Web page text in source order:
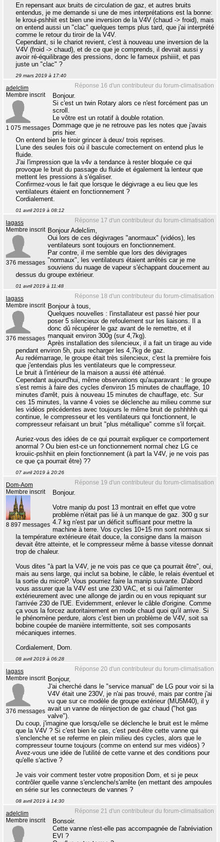
En repensant aux bruits de circulation de gaz, et autres bruits
entendus, je me demande si une de mes interprétations est la bonne:
le kroui-pshhiit est bien une inversion de la V4V (chaud -> froid), mais
on entend aussi un "clac" quelques temps plus tard, que j'ai interprété
comme le retour du tiroir de la V4V.
Cependant, si le chariot revient, c'est à nouveau une inversion de la
V4V (froid -> chaud), et de ce que je comprends, il devrait aussi y
avoir ré-équilibrage des pressions, donc le fameux pshiiiit, et pas
juste un "clac" ?
29 mars 2019 à 17:40
Réponse 16 d'un contributeur du forum-climatisation
adelclim
Membre inscrit
1 075 messages
Bonjour.
Si c'est un twin Rotary alors ce n'est forcément pas un
scroll.
Le vôtre est un rotatif à double rotation.
Dommage que je ne retrouve pas les notes que j'avais
pris hier.
On entend bien le tiroir grincer à deux/ trois reprises.
L'une des seules fois où il bascule correctement on entend plus le
fluide.
J'ai l'impression que la v4v a tendance à rester bloquée ce qui
provoque le bruit du passage du fluide et également la lenteur que
mettent les pressions à s'égaliser.
Confirmez-vous le fait que lorsque le dégivrage a eu lieu que les
ventilateurs étaient en fonctionnement ?
Cordialement.
01 avril 2019 à 08:12
Réponse 17 d'un contributeur du forum-climatisation
lagass
Membre inscrit
376 messages
Bonjour Adelclim,
Oui lors de ces dégivrages "anormaux" (vidéos), les
ventilateurs sont toujours en fonctionnement.
Par contre, il me semble que lors des dévigrages
"normaux", les ventilateurs étaient arrêtés car je me
souviens du nuage de vapeur s'échappant doucement au
dessus du groupe extérieur.
01 avril 2019 à 11:48
Réponse 18 d'un contributeur du forum-climatisation
lagass
Membre inscrit
376 messages
Bonjour à tous,
Quelques nouvelles : l'installateur est passé hier pour
poser 5 silencieux de refoulement sur les liaisons. Il a
donc dû récupérer le gaz avant de le remettre, et il
manquait environ 300g (sur 4,7kg).
Après installation des silencieux, il a fait un tirage au vide
pendant environ 5h, puis recharger les 4,7kg de gaz.
Au redémarrage, le groupe était très silencieux, c'est la première fois
que j'entendais plus les ventilateurs que le compresseur.
Le bruit à l'intérieur de la maison a aussi été atténué.
Cependant aujourd'hui, même observations qu'auparavant : le groupe
s'est remis à faire des cycles d'environ 15 minutes de chauffage, 10
minutes d'arrêt, puis à nouveau 15 minutes de chauffage, etc. Sur
ces 15 minutes, la vanne 4 voies se déclenche au milieu comme sur
les vidéos précédentes avec toujours le même bruit de pshhhhh qui
continue, le compresseur et les ventilateurs qui fonctionnent, le
compresseur refaisant un bruit "plus métallique" comme s'il forçait.
Auriez-vous des idées de ce qui pourrait expliquer ce comportement
anormal ? Ou bien est-ce un fonctionnement normal chez LG ce
krouiic-pshhiit en plein fonctionnement (à part la V4V, je ne vois pas
ce que ça pourrait être) ??
07 avril 2019 à 20:26
Réponse 19 d'un contributeur du forum-climatisation
Dom-Aom
Membre inscrit
8 897 messages
Bonjour.
Votre manip du post 13 montrait en effet que votre
problème n'était pas lié à un manque de gaz. 300 g sur
4.7 kg n'est par un déficit suffisant pour mettre la
machine à terre. Vos cycles 10+15 mn sont normaux si
la température extérieure était douce, la consigne dans la maison
devait être atteinte, et le compresseur même à basse vitesse donnait
trop de chaleur.
Vous dites "à part la V4V, je ne vois pas ce que ça pourrait être", oui,
mais au sens large, qui inclut sa bobine, le câble, le relais éventuel et
la sortie du microP. Vous pourriez faire la manip suivante. D'abord
vous assurer que la V4V est une 230 VAC, et si oui l'alimenter
extérieurement avec une allonge de jardin ou en vous repiquant sur
l'arrivée 230 de l'UE. Evidemment, enlever le câble d'origine. Comme
ça vous la forcez autoritairement en mode chaud quoi qu'il arrive. Si
le phénomène perdure, alors c'est bien un problème de V4V, soit sa
bobine coupée de manière intermittente, soit ses composants
mécaniques internes.
Cordialement, Dom.
08 avril 2019 à 06:28
Réponse 20 d'un contributeur du forum-climatisation
lagass
Membre inscrit
376 messages
Bonjour,
J'ai cherché dans le "service manual" de LG pour voir si la
V4V était une 230V, je n'ai pas trouvé, mais par contre j'ai
vu que sur ce modèle de groupe extérieur (MU5M40), il y
avait un vanne de réinjection de gaz chaud ("hot gas
valve").
Du coup, j'imagine que lorsqu'elle se déclenche le bruit est le même
que la V4V ? Si c'est bien le cas, c'est peut-être cette vanne qui
s'enclenche et se referme en plein milieu des cycles, alors que le
compresseur tourne toujours (comme on entend sur mes vidéos) ?
Avez-vous une idée de l'utilité de cette vanne et des conditions pour
qu'elle s'active ?
Je vais voir comment tester votre proposition Dom, et si je peux
contrôler quelle vanne s'enclenche/s'arrête (en mettant des ampoules
en série sur les connecteurs de vannes ?
08 avril 2019 à 14:30
Réponse 21 d'un contributeur du forum-climatisation
adelclim
Membre inscrit
Bonsoir.
Cette vanne n'est-elle pas accompagnée de l'abréviation
EVI ?